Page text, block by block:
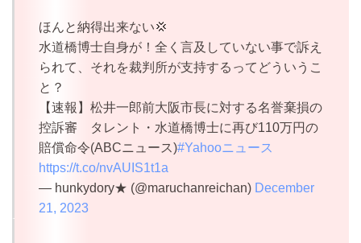
ほんと納得出来ない💢
水道橋博士自身が！全く言及していない事で訴え
られて、それを裁判所が支持するってどういうこ
と？
【速報】松井一郎前大阪市長に対する名誉棄損の
控訴審 タレント・水道橋博士に再び110万円の
賠償命令(ABCニュース)#Yahooニュース
https://t.co/nvAUIS1t1a
— hunkydory★ (@maruchanreichan) December
21, 2023